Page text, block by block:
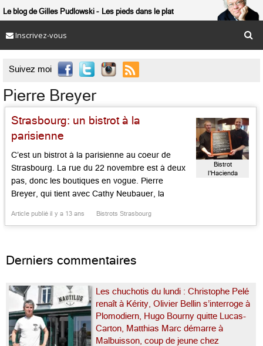
Le blog de Gilles Pudlowski Les pieds dans le plat
Inscrivez-vous
Suivez moi 
Pierre Breyer
Strasbourg: un bistrot à la
parisienne
C’est un bistrot à la parisienne au coeur de
Strasbourg. La rue du 22 novembre est à deux
pas, donc les boutiques en vogue. Pierre
Breyer, qui tient avec Cathy Neubauer, la
Koenigshoffen, a créé une toute neuve annexe
Article publié il y a 13 ans Bistrots Strasbourg
Bistrot
l'Hacienda
Derniers commentaires
Les chuchotis du lundi : Christophe Pelé
renaît à Kérity, Olivier Bellin s’interroge à
Plomodiern, Hugo Bourny quitte Lucas-
Carton, Matthias Marc démarre à
Malbuisson, coup de jeune chez